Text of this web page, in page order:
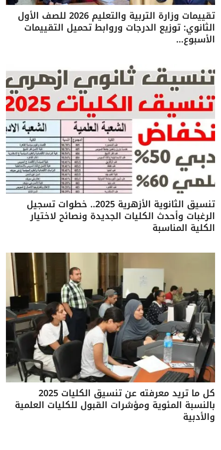
تقييمات وزارة التربية والتعليم 2026 للصف الأول
الثانوي: توزيع الدرجات وروابط تحميل التقييمات
الأسبوع...
تنسيق الثانوية الأزهرية 2025.. خطوات تسجيل
الرغبات وأحدث الكليات الجديدة ونصائح لاختيار
الكلية المناسبة
كل ما تريد معرفته عن تنسيق الكليات 2025
بالنسبة المئوية ومؤشرات القبول للكليات العلمية
والأدبية